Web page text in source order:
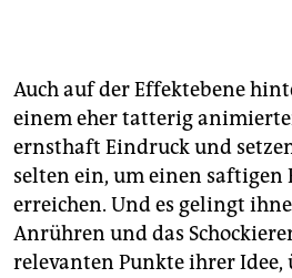
Auch auf der Effektebene
einem eher tatterig
ernsthaft Eindruck und
selten ein, um einen saftigen
erreichen. Und es gelingt
Anrühren und das
relevanten Punkte ihrer Idee,